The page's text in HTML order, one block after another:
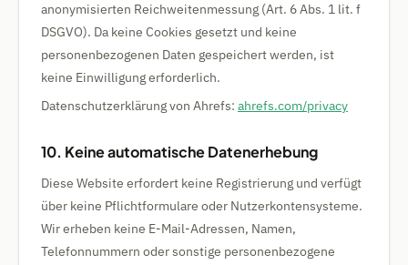
anonymisierten Reichweitenmessung (Art. 6 Abs. 1 lit. f
DSGVO). Da keine Cookies gesetzt und keine
personenbezogenen Daten gespeichert werden, ist
keine Einwilligung erforderlich.
Datenschutzerklärung von Ahrefs: ahrefs.com/privacy
10. Keine automatische Datenerhebung
Diese Website erfordert keine Registrierung und verfügt
über keine Pflichtformulare oder Nutzerkontensysteme.
Wir erheben keine E-Mail-Adressen, Namen,
Telefonnummern oder sonstige personenbezogene